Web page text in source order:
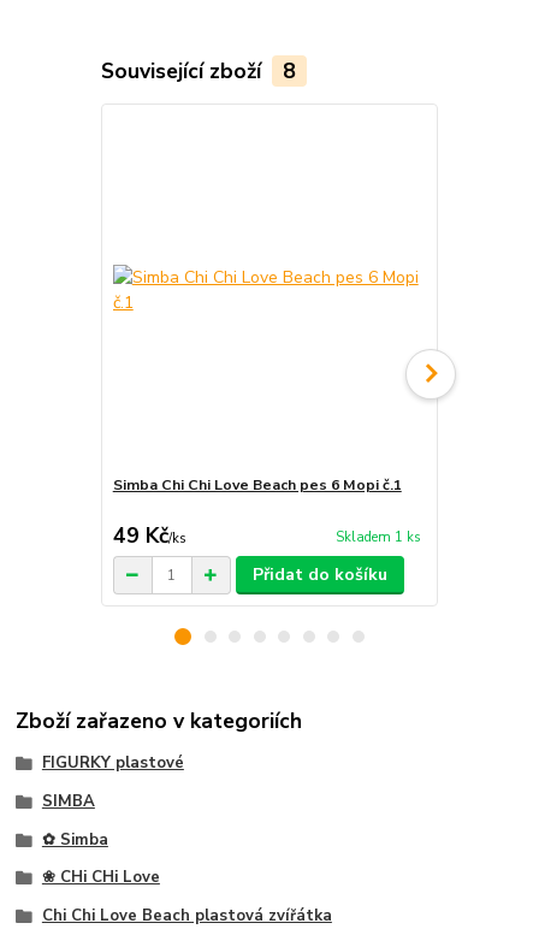
Související zboží 8
Simba Chi Chi Love Beach pes 6 Mopi č.1
49 Kč/ks Skladem 1 ks
Přidat do košíku
Zboží zařazeno v kategoriích
FIGURKY plastové
SIMBA
✿ Simba
❀ CHi CHi Love
Chi Chi Love Beach plastová zvířátka